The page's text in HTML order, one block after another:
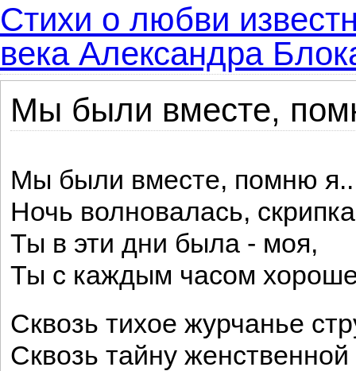
Стихи о любви
века Александра
Мы были вместе,
Мы были вместе, помню
Ночь волновалась,
Ты в эти дни была - моя,
Ты с каждым часом
Сквозь тихое журчанье
Сквозь тайну